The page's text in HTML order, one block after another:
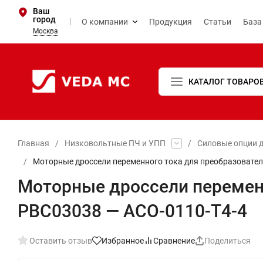
Ваш
город
Москва
О компании Продукция Статьи
КАТАЛОГ
Главная / Низковольтные ПЧ и УПП /
Силовые опции
/
Моторные дроссели переменного тока для
Моторные дроссели
PBC03038 — ACO-0110-T4-4
Оставить отзыв Избранное Сравнение Поделиться